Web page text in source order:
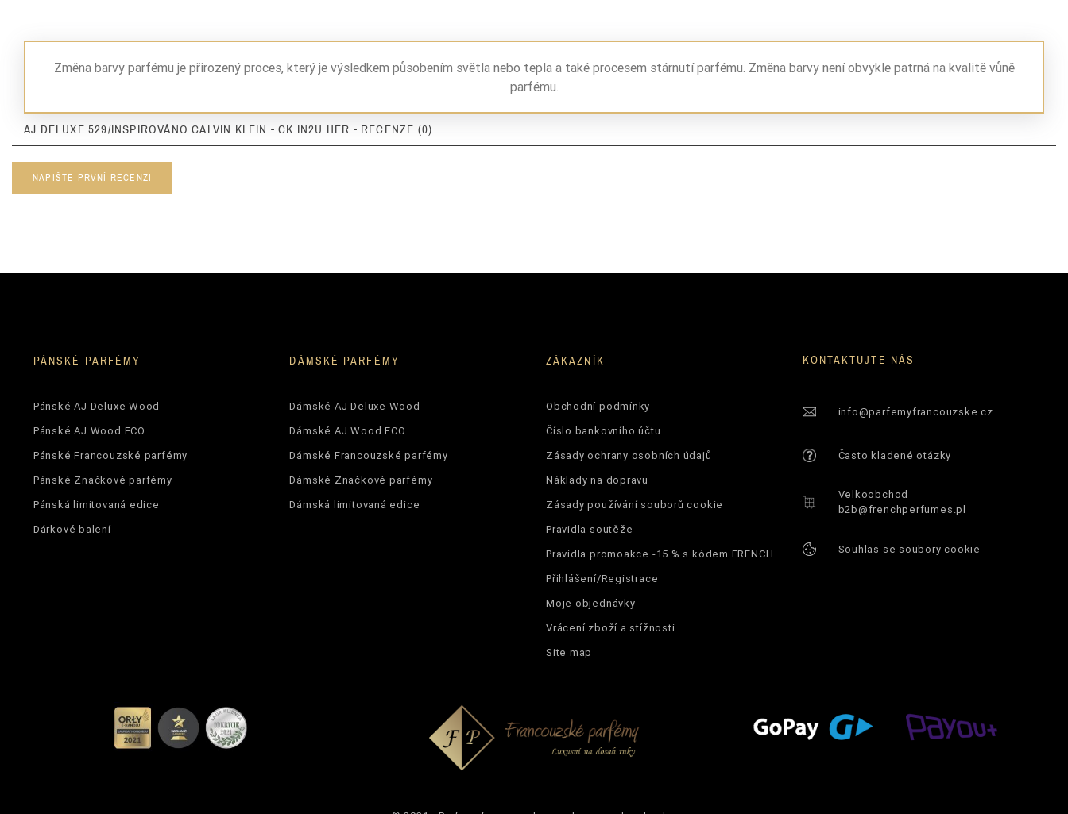
Změna barvy parfému je přirozený proces, který je výsledkem působením světla nebo tepla a také procesem stárnutí parfému. Změna barvy není obvykle patrná na kvalitě vůně
parfému.
AJ DELUXE 529/INSPIROVÁNO CALVIN KLEIN - CK IN2U HER - RECENZE (0)
NAPIŠTE PRVNÍ RECENZI
PÁNSKÉ PARFÉMY
Pánské AJ Deluxe Wood
Pánské AJ Wood ECO
Pánské Francouzské parfémy
Pánské Značkové parfémy
Pánská limitovaná edice
Dárkové balení
DÁMSKÉ PARFÉMY
Dámské AJ Deluxe Wood
Dámské AJ Wood ECO
Dámské Francouzské parfémy
Dámské Značkové parfémy
Dámská limitovaná edice
ZÁKAZNÍK
Obchodní podmínky
Číslo bankovního účtu
Zásady ochrany osobních údajů
Náklady na dopravu
Zásady používání souborů cookie
Pravidla soutěže
Pravidla promoakce -15 % s kódem FRENCH
Přihlášení/Registrace
Moje objednávky
Vrácení zboží a stížnosti
Site map
KONTAKTUJTE NÁS
info@parfemyfrancouzske.cz
Často kladené otázky
Velkoobchod
b2b@frenchperfumes.pl
Souhlas se soubory cookie